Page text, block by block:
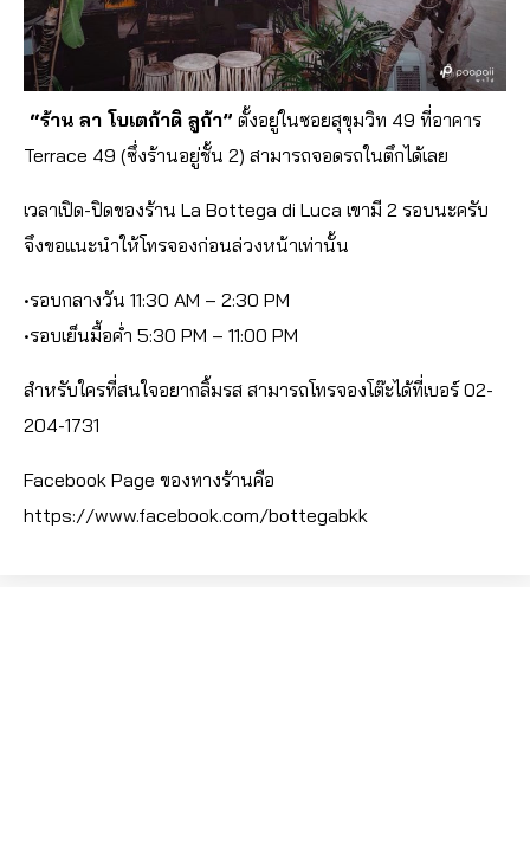
“ร้าน ลา โบเตก้าดิ ลูก้า” ตั้งอยู่ในซอยสุขุมวิท 49 ที่อาคาร
Terrace 49 (ซึ่งร้านอยู่ชั้น 2) สามารถจอดรถในตึกได้เลย
เวลาเปิด-ปิดของร้าน La Bottega di Luca เขามี 2 รอบนะครับ
จึงขอแนะนำให้โทรจองก่อนล่วงหน้าเท่านั้น
•รอบกลางวัน 11:30 AM – 2:30 PM
•รอบเย็นมื้อค่ำ 5:30 PM – 11:00 PM
สำหรับใครที่สนใจอยากลิ้มรส สามารถโทรจองโต๊ะได้ที่เบอร์ 02-
204-1731
Facebook Page ของทางร้านคือ
https://www.facebook.com/bottegabkk